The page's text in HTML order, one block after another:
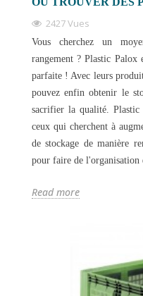
2427 Vues
Vous cherchez un
rangement ? Plastic
parfaite ! Avec leurs
pouvez enfin obtenir le
sacrifier la qualité.
ceux qui cherchent à
de stockage de manière
pour faire de l'organisation
Read more